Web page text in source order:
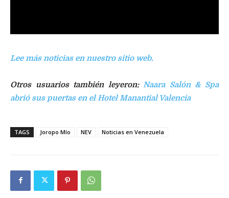
Lee más noticias en nuestro sitio web.
Otros usuarios también leyeron:Naara Salón & Spa
abrió sus puertas en el Hotel Manantial Valencia
TAGS Joropo Mío NEV Noticias en Venezuela